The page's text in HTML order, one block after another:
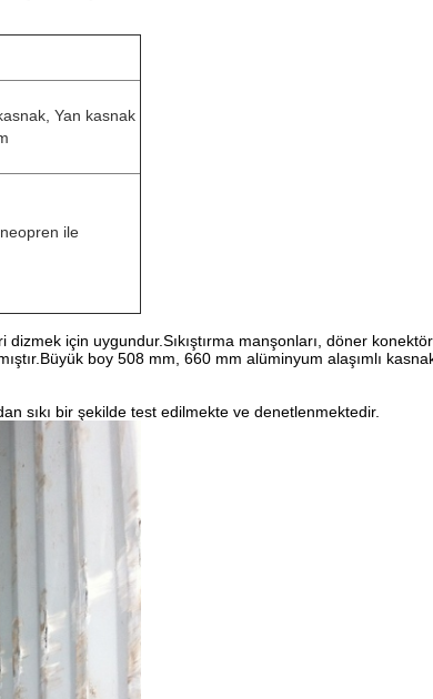
Yan kasnak
ile
için uygundur.Sıkıştırma manşonları, döner
boy 508 mm, 660 mm alüminyum alaşımlı
sıkı bir şekilde test edilmekte ve denetlenmektedir.